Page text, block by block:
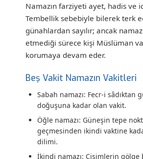
Namazın farziyeti ayet, hadis ve
Tembellik sebebiyle bilerek terk
günahlardan sayılır; ancak
etmediği sürece kişi Müslüman
korumaya devam eder.
Beş Vakit Namazın Vakitleri
Sabah namazı: Fecr-i sâdıktan
doğuşuna kadar olan vakit.
Öğle namazı: Güneşin tepe
geçmesinden ikindi vaktine
dilimi.
İkindi namazı: Cisimlerin gölge